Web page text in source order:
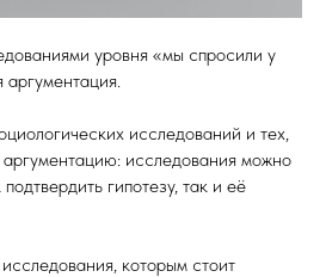
уровня «мы спросили у
исследований и тех,
исследования можно
гипотезу, так и её
которым стоит